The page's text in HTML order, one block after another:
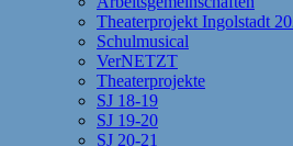
Theaterprojekt Ingolstadt
Schulmusical
VerNETZT
Theaterprojekte
SJ 18-19
SJ 19-20
SJ 20-21